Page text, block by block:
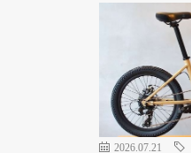
2026.07.21